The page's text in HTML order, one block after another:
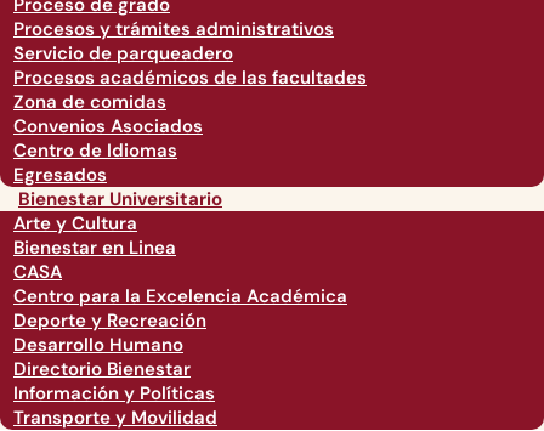
Proceso de grado
Procesos y trámites administrativos
Servicio de parqueadero
Procesos académicos de las facultades
Zona de comidas
Convenios Asociados
Centro de Idiomas
Egresados
Bienestar Universitario
Arte y Cultura
Bienestar en Linea
CASA
Centro para la Excelencia Académica
Deporte y Recreación
Desarrollo Humano
Directorio Bienestar
Información y Políticas
Transporte y Movilidad